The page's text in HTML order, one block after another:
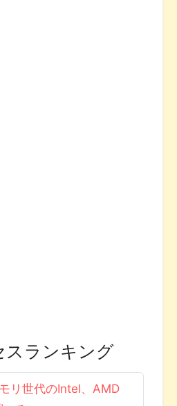
スランキング
リ世代のIntel、AMD